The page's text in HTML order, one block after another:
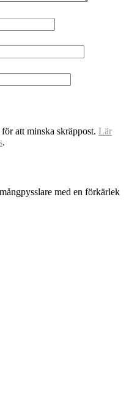
att minska skräppost. Lär
.
med en förkärlek